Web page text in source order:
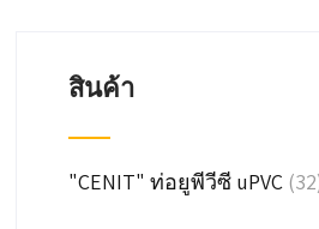
สินค้า
"CENIT" ท่อยูพีวีซี uPVC